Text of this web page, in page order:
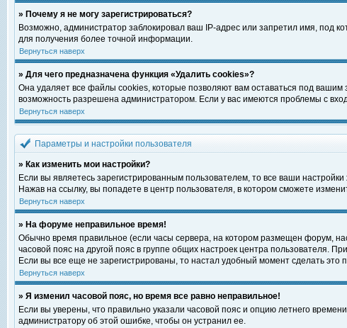
» Почему я не могу зарегистрироваться?
Возможно, администратор заблокировал ваш IP-адрес или запретил имя, под
для получения более точной информации.
Вернуться наверх
» Для чего предназначена функция «Удалить cookies»?
Она удаляет все файлы cookies, которые позволяют вам оставаться под
возможность разрешена администратором. Если у вас имеются проблемы с
Вернуться наверх
Параметры и настройки пользователя
» Как изменить мои настройки?
Если вы являетесь зарегистрированным пользователем, то все ваши
Нажав на ссылку, вы попадете в центр пользователя, в котором сможете
Вернуться наверх
» На форуме неправильное время!
Обычно время правильное (если часы сервера, на котором размещен форум,
часовой пояс на другой пояс в группе общих настроек центра пользователя.
Если вы все еще не зарегистрированы, то настал удобный момент сделать это
Вернуться наверх
» Я изменил часовой пояс, но время все равно неправильное!
Если вы уверены, что правильно указали часовой пояс и опцию летнего
администратору об этой ошибке, чтобы он устранил ее.